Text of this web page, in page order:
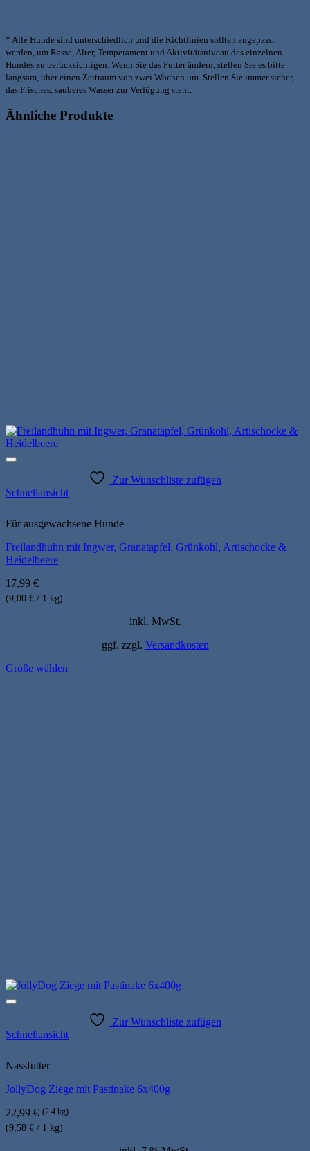
* Alle Hunde sind unterschiedlich und die Richtlinien sollten angepasst
werden, um Rasse, Alter, Temperament und Aktivitätsniveau des einzelnen
Hundes zu berücksichtigen. Wenn Sie das Futter ändern, stellen Sie es bitte
langsam, über einen Zeitraum von zwei Wochen um. Stellen Sie immer sicher,
das Frisches, sauberes Wasser zur Verfügung steht.
Ähnliche Produkte
Zur Wunschliste zufügen
Schnellansicht
Für ausgewachsene Hunde
Freilandhuhn mit Ingwer, Granatapfel, Grünkohl, Artischocke &
Heidelbeere
17,99 €
(9,00 € / 1 kg)
inkl. MwSt.
ggf. zzgl. Versandkosten
Größe wählen
Zur Wunschliste zufügen
Schnellansicht
Nassfutter
JollyDog Ziege mit Pastinake 6x400g
22,99 € (2.4 kg)
(9,58 € / 1 kg)